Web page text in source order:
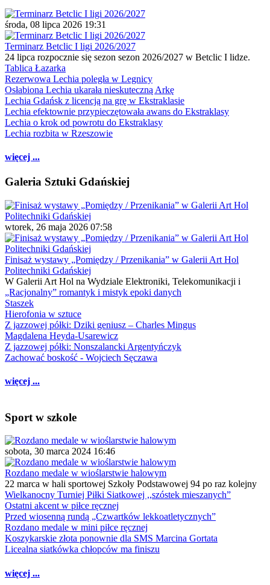
środa, 08 lipca 2026 19:31
Terminarz Betclic I ligi 2026/2027
24 lipca rozpocznie się sezon sezon 2026/2027 w Betclic I lidze.
Tablica Łazarka
Rezerwowa Lechia poległa w Legnicy
Osłabiona Lechia ukarała nieskuteczną Arkę
Lechia Gdańsk z licencją na grę w Ekstraklasie
Lechia efektownie przypieczętowała awans do Ekstraklasy
Lechia o krok od powrotu do Ekstraklasy
Lechia rozbita w Rzeszowie
więcej ...
Galeria Sztuki Gdańskiej
wtorek, 26 maja 2026 07:58
Finisaż wystawy „Pomiędzy / Przenikania” w Galerii Art Hol
Politechniki Gdańskiej
W Galerii Art Hol na Wydziale Elektroniki, Telekomunikacji i
„Racjonalny” romantyk i mistyk epoki danych
Staszek
Hierofonia w sztuce
Z jazzowej półki: Dziki geniusz – Charles Mingus
Magdalena Heyda-Usarewicz
Z jazzowej półki: Nonszalancki Argentyńczyk
Zachować boskość - Wojciech Sęczawa
więcej ...
Sport w szkole
sobota, 30 marca 2024 16:46
Rozdano medale w wioślarstwie halowym
22 marca w hali sportowej Szkoły Podstawowej 94 po raz kolejny
Wielkanocny Turniej Piłki Siatkowej ,,szóstek mieszanych”
Ostatni akcent w piłce ręcznej
Przed wiosenną rundą „Czwartków lekkoatletycznych”
Rozdano medale w mini piłce ręcznej
Koszykarskie złota ponownie dla SMS Marcina Gortata
Licealna siatkówka chłopców ma finiszu
więcej ...